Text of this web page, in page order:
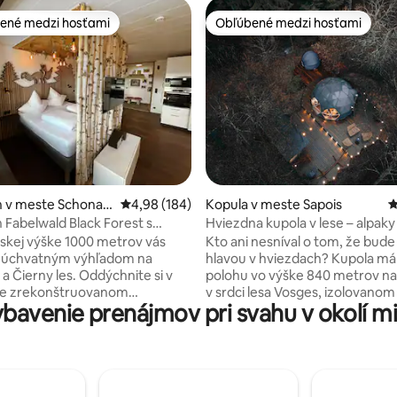
z 5, počet hodnotení: 147
medzi hosťami
medzi hosťami
meste Schonac
Priemerné ohodnotenie 4,98 z 5, počet
4,98 (184)
Black Forest s
výške 1000 metrov vás
výhľadom na
les. Oddýchnite si v
zrekonštruovanom
z roku 2023 s najmodernejším
a veľkým dôrazom na detail.
Obľúbené medzi hosťami
Obľúbené medzi hosťami
Kopula v meste Sapois
Hviezdna kupola v lese –
Gérardmer
Kto ani nesníval o tom, že
hlavou v hviezdach? Kupola
polohu vo výške 840 metrov
v srdci lesa Vosges,
akéhokoľvek suseda, pre
pokoj. Nachádza sa na
estetické. Pri zotmení,
prenájmov pri svahu v okolí